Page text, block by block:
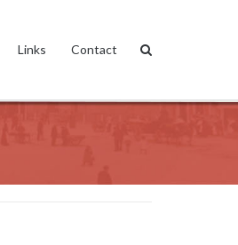
Links Contact